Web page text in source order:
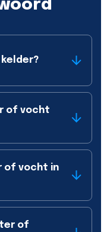
of vocht
of vocht in
of